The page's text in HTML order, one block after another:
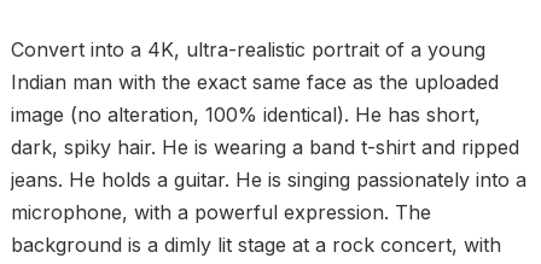
Convert into a 4K, ultra-realistic portrait of a young
Indian man with the exact same face as the uploaded
image (no alteration, 100% identical). He has short,
dark, spiky hair. He is wearing a band t-shirt and ripped
jeans. He holds a guitar. He is singing passionately into a
microphone, with a powerful expression. The
background is a dimly lit stage at a rock concert, with